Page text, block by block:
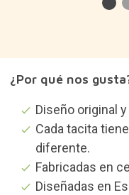
¿Por qué nos
Diseño original
Cada tacita
diferente.
Fabricadas en
Diseñadas en